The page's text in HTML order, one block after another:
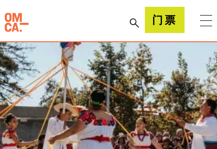
到
内
容
加州奥克兰博物馆(OMCA) 门票